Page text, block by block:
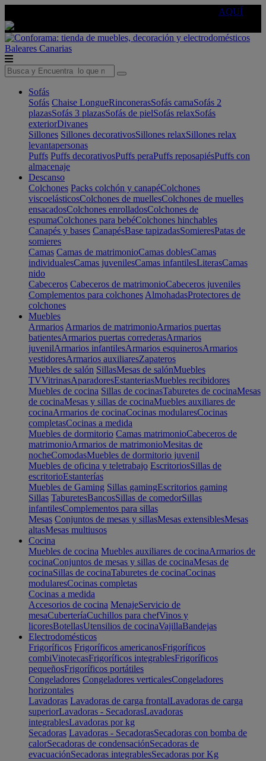
AQUÍ
Baleares Canarias
Sofás
Sofás Chaise LongueRinconerasSofás camaSofás 2
plazasSofás 3 plazasSofás de pielSofás relaxSofás
exteriorDivanes
Sillones Sillones decorativosSillones relaxSillones relax
levantapersonas
Puffs Puffs decorativosPuffs peraPuffs reposapiésPuffs con
almacenaje
Descanso
Colchones Packs colchón y canapéColchones
viscoelásticosColchones de muellesColchones de muelles
ensacadosColchones enrolladosColchones de
espumaColchones para bebéColchones hinchables
Canapés y bases CanapésBase tapizadasSomieresPatas de
somieres
Camas Camas de matrimonioCamas doblesCamas
individualesCamas juvenilesCamas infantilesLiterasCamas
nido
Cabeceros Cabeceros de matrimonioCabeceros juveniles
Complementos para colchones AlmohadasProtectores de
colchones
Muebles
Armarios Armarios de matrimonioArmarios puertas
batientesArmarios puertas correderasArmarios
juvenilArmarios infantilesArmarios esquinerosArmarios
vestidoresArmarios auxiliaresZapateros
Muebles de salón SillasMesas de salónMuebles
TVVitrinasAparadoresEstanteriasMuebles recibidores
Muebles de cocina Sillas de cocinasTaburetes de cocinaMesas
de cocinaMesas y sillas de cocinaMuebles auxiliares de
cocinaArmarios de cocinaCocinas modularesCocinas
completasCocinas a medida
Muebles de dormitorio Camas matrimonioCabeceros de
matrimonioArmarios de matrimonioMesitas de
nocheComodasMuebles de dormitorio juvenil
Muebles de oficina y teletrabajo EscritoriosSillas de
escritorioEstanterías
Muebles de Gaming Sillas gamingEscritorios gaming
Sillas TaburetesBancosSillas de comedorSillas
infantilesComplementos para sillas
Mesas Conjuntos de mesas y sillasMesas extensiblesMesas
altasMesas multiusos
Cocina
Muebles de cocina Muebles auxiliares de cocinaArmarios de
cocinaConjuntos de mesas y sillas de cocinaMesas de
cocinaSillas de cocinaTaburetes de cocinaCocinas
modularesCocinas completas
Cocinas a medida
Accesorios de cocina MenajeServicio de
mesaCuberteríaCuchillos para chefVinos y
licoresBotellasUtensilios de cocinaVajillaBandejas
Electrodomésticos
Frigoríficos Frigoríficos americanosFrigoríficos
combiVinotecasFrigoríficos integrablesFrigoríficos
pequeñosFrigoríficos portátiles
Congeladores Congeladores verticalesCongeladores
horizontales
Lavadoras Lavadoras de carga frontalLavadoras de carga
superiorLavadoras - SecadorasLavadoras
integrablesLavadoras por kg
Secadoras Lavadoras - SecadorasSecadoras con bomba de
calorSecadoras de condensaciónSecadoras de
evacuaciónSecadoras integrablesSecadoras por Kg